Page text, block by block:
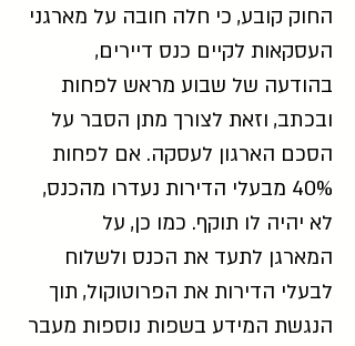
החוק קובע, כי חלה חובה על מארגני
העסקאות לקיים כנס דיירים,
בהודעה של שבוע מראש לפחות
ובכתב, וזאת לצורך מתן הסבר על
הסכם הארגון לעסקה. אם לפחות
40% מבעלי הדירות נעדרו מהכנס,
לא יהיה לו תוקף. כמו כן, על
המארגן לתעד את הכנס ולשלוח
לבעלי הדירות את הפרוטוקול, תוך
הנגשת המידע בשפות נוספות מעבר